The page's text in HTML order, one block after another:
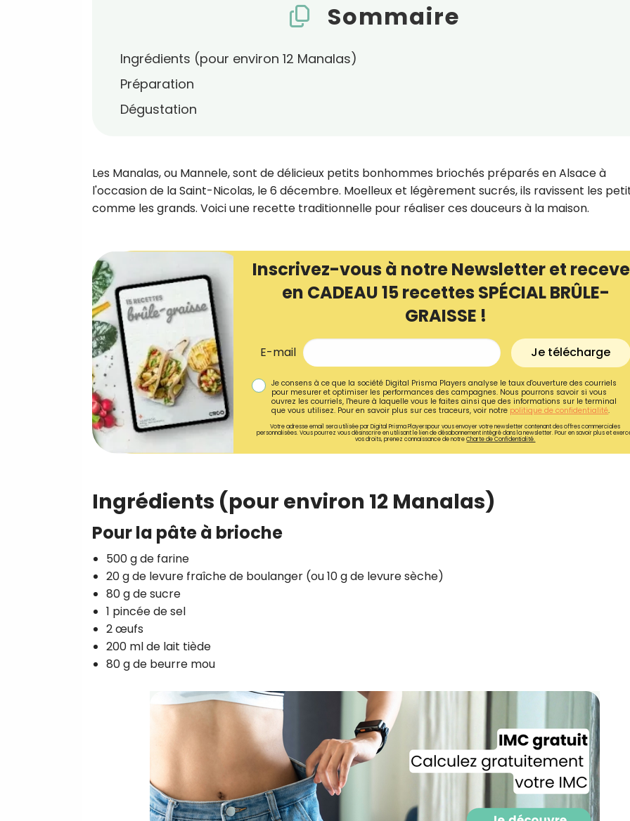
Sommaire
Ingrédients (pour environ 12 Manalas)
Préparation
Dégustation
Les Manalas, ou Mannele, sont de délicieux petits bonhommes briochés préparés en Alsace à
l'occasion de la Saint-Nicolas, le 6 décembre. Moelleux et légèrement sucrés, ils ravissent les
comme les grands. Voici une recette traditionnelle pour réaliser ces douceurs à la maison.
Inscrivez-vous à notre Newsletter et
en CADEAU 15 recettes SPÉCIAL BRÛLE-
GRAISSE !
E-mail Je télécharge
Je consens à ce que la société Digital Prisma Players analyse le taux d'ouverture des courriels
pour mesurer et optimiser les performances des campagnes. Nous pourrons savoir si vous
ouvrez les courriels, l'heure à laquelle vous le faites ainsi que des informations sur le terminal
que vous utilisez. Pour en savoir plus sur ces traceurs, voir notre politique de confidentialité.
Votre adresse email sera utilisée par Digital Prisma Playerspour vous envoyer votre newsletter contenant des offres commerciales
personnalisées. Vous pourrez vous désinscrire en utilisant le lien de désabonnement intégré dans la newsletter. Pour en savoir plus et
vos droits, prenez connaissance de notreCharte de Confidentialité.
Ingrédients (pour environ 12 Manalas)
Pour la pâte à brioche
500 g de farine
20 g de levure fraîche de boulanger (ou 10 g de levure sèche)
80 g de sucre
1 pincée de sel
2 œufs
200 ml de lait tiède
80 g de beurre mou
Je consens à ce que la société
Prisma Players analyse le taux
des courriels pour mesurer et
performances des campagnes.
pourrons savoir si vous ouvrez les
l'heure à laquelle vous le faites